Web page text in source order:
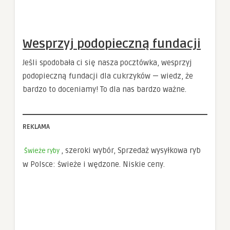
Wesprzyj podopieczną fundacji
Jeśli spodobała ci się nasza pocztówka, wesprzyj
podopieczną fundacji dla cukrzyków — wiedz, że
bardzo to doceniamy! To dla nas bardzo ważne.
REKLAMA
Świeże ryby , szeroki wybór, Sprzedaż wysyłkowa ryb
w Polsce: świeże i wędzone. Niskie ceny.